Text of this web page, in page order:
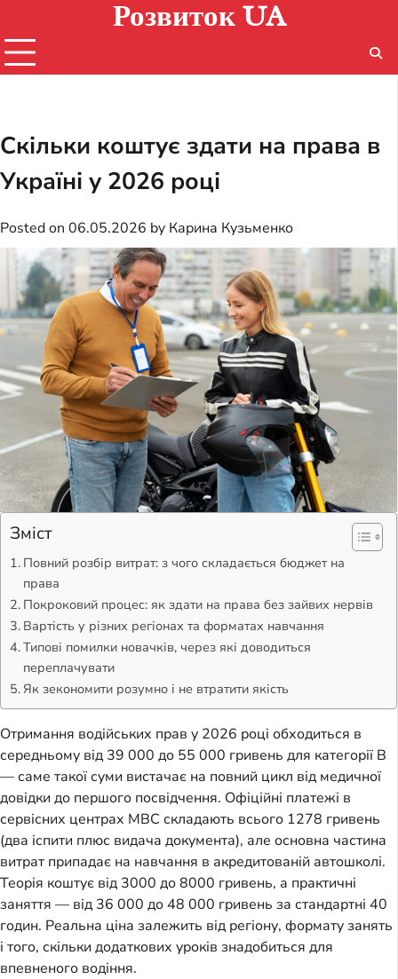
content
Розвиток UA
Скільки коштує здати на права в
Україні у 2026 році
Posted on 06.05.2026 by Карина Кузьменко
Зміст
Повний розбір витрат: з чого складається бюджет на
права
Покроковий процес: як здати на права без зайвих нервів
Вартість у різних регіонах та форматах навчання
Типові помилки новачків, через які доводиться
переплачувати
Як зекономити розумно і не втратити якість
Отримання водійських прав у 2026 році обходиться в
середньому від 39 000 до 55 000 гривень для категорії B
— саме такої суми вистачає на повний цикл від медичної
довідки до першого посвідчення. Офіційні платежі в
сервісних центрах МВС складають всього 1278 гривень
(два іспити плюс видача документа), але основна частина
витрат припадає на навчання в акредитованій автошколі.
Теорія коштує від 3000 до 8000 гривень, а практичні
заняття — від 36 000 до 48 000 гривень за стандартні 40
годин. Реальна ціна залежить від регіону, формату занять
і того, скільки додаткових уроків знадобиться для
впевненого водіння.